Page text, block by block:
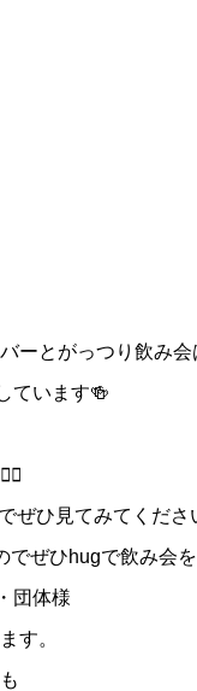
ーとがっつり飲み会
ています🍻
ぜひ見てみてくださ
でぜひhugで飲み会
団体様
す。